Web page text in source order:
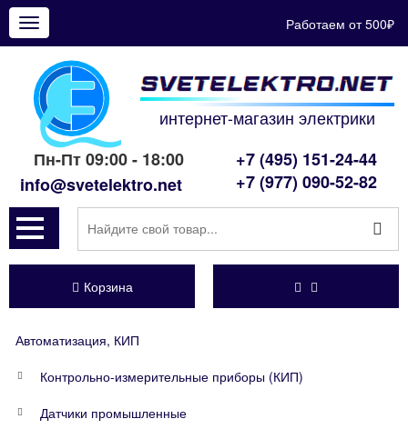
Показать
меню
Работаем от 500₽
интернет-магазин электрики
Пн-Пт 09:00 - 18:00
info@svetelektro.net
+7 (495) 151-24-44
+7 (977) 090-52-82
Корзина
Автоматизация, КИП
Контрольно-измерительные приборы (КИП)
Датчики промышленные